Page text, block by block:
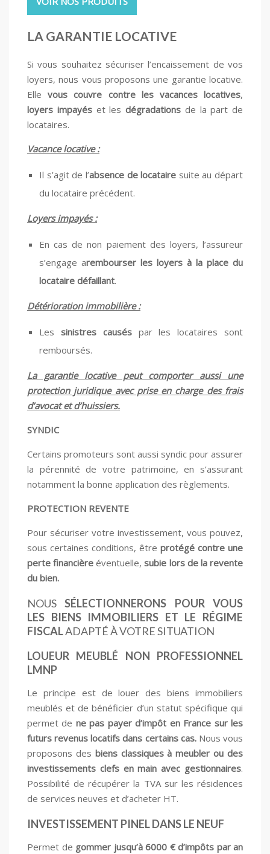
LA GARANTIE LOCATIVE
Si vous souhaitez sécuriser l’encaissement de vos
loyers, nous vous proposons une garantie locative.
Ellevous couvre contre les vacances locatives,
loyers impayéset les dégradations de la part de
locataires.
Vacance locative :
Il s’agit de l’absence de locataire suite au départ
du locataire précédent.
Loyers impayés :
En cas de non paiement des loyers, l’assureur
s’engage arembourser les loyers à la place du
locataire défaillant.
Détérioration immobilière :
Les sinistres causéspar les locataires sont
remboursés.
La garantie locative peut comporter aussi une
protection juridique avec prise en charge des frais
d’avocat et d’huissiers.
SYNDIC
Certains promoteurs sont aussi syndic pour assurer
la pérennité de votre patrimoine, en s’assurant
notamment la bonne application des règlements.
PROTECTION REVENTE
Pour sécuriser votre investissement, vous pouvez,
sous certaines conditions, être protégé contre une
perte financière éventuelle, subie lors de la revente
du bien.
NOUSSÉLECTIONNERONS POUR VOUS
LES BIENS IMMOBILIERS ET LE RÉGIME
FISCALADAPTÉ À VOTRE SITUATION
LOUEUR MEUBLÉ NON PROFESSIONNEL
LMNP
Le principe est de louer des biens immobiliers
meublés et de bénéficier d’un statut spécifique qui
permet de ne pas payer d’impôt en France sur les
futurs revenus locatifs dans certains cas.Nous vous
proposons des biens classiques à meubler ou des
investissements clefs en main avec gestionnaires.
Possibilité de récupérer la TVA sur les résidences
de services neuves et d’acheter HT.
INVESTISSEMENT PINEL DANS LE NEUF
Permet de gommer jusqu’à 6000 € d’impôts par an